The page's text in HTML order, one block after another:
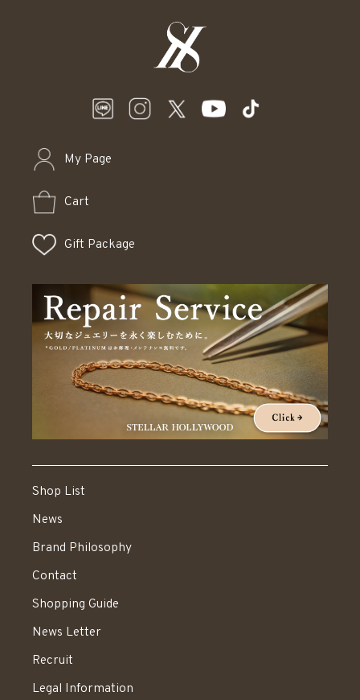
My Page
Cart
Gift Package
Shop List
News
Brand Philosophy
Contact
Shopping Guide
News Letter
Recruit
Legal Information